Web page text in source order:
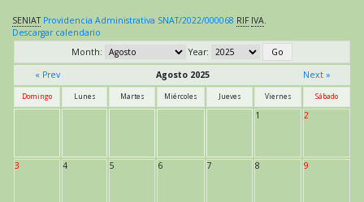
SENIAT Providencia Administrativa SNAT/2022/000068 RIF IVA.
Descargar calendario
Month:
Year:
« Prev
Agosto 2025 Next »
Domingo Lunes Martes Miércoles Jueves Viernes Sábado
1 2
3 4 5 6 7 8 9